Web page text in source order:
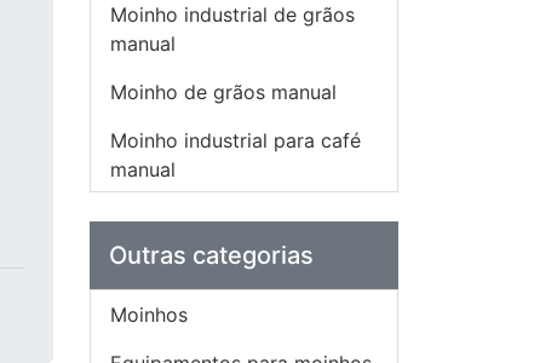
Moinho industrial de grãos
manual
Moinho de grãos manual
Moinho industrial para café
manual
Moinho manual para grãos
Moinho industrial para
farinha preço
Outras categorias
Moinhos